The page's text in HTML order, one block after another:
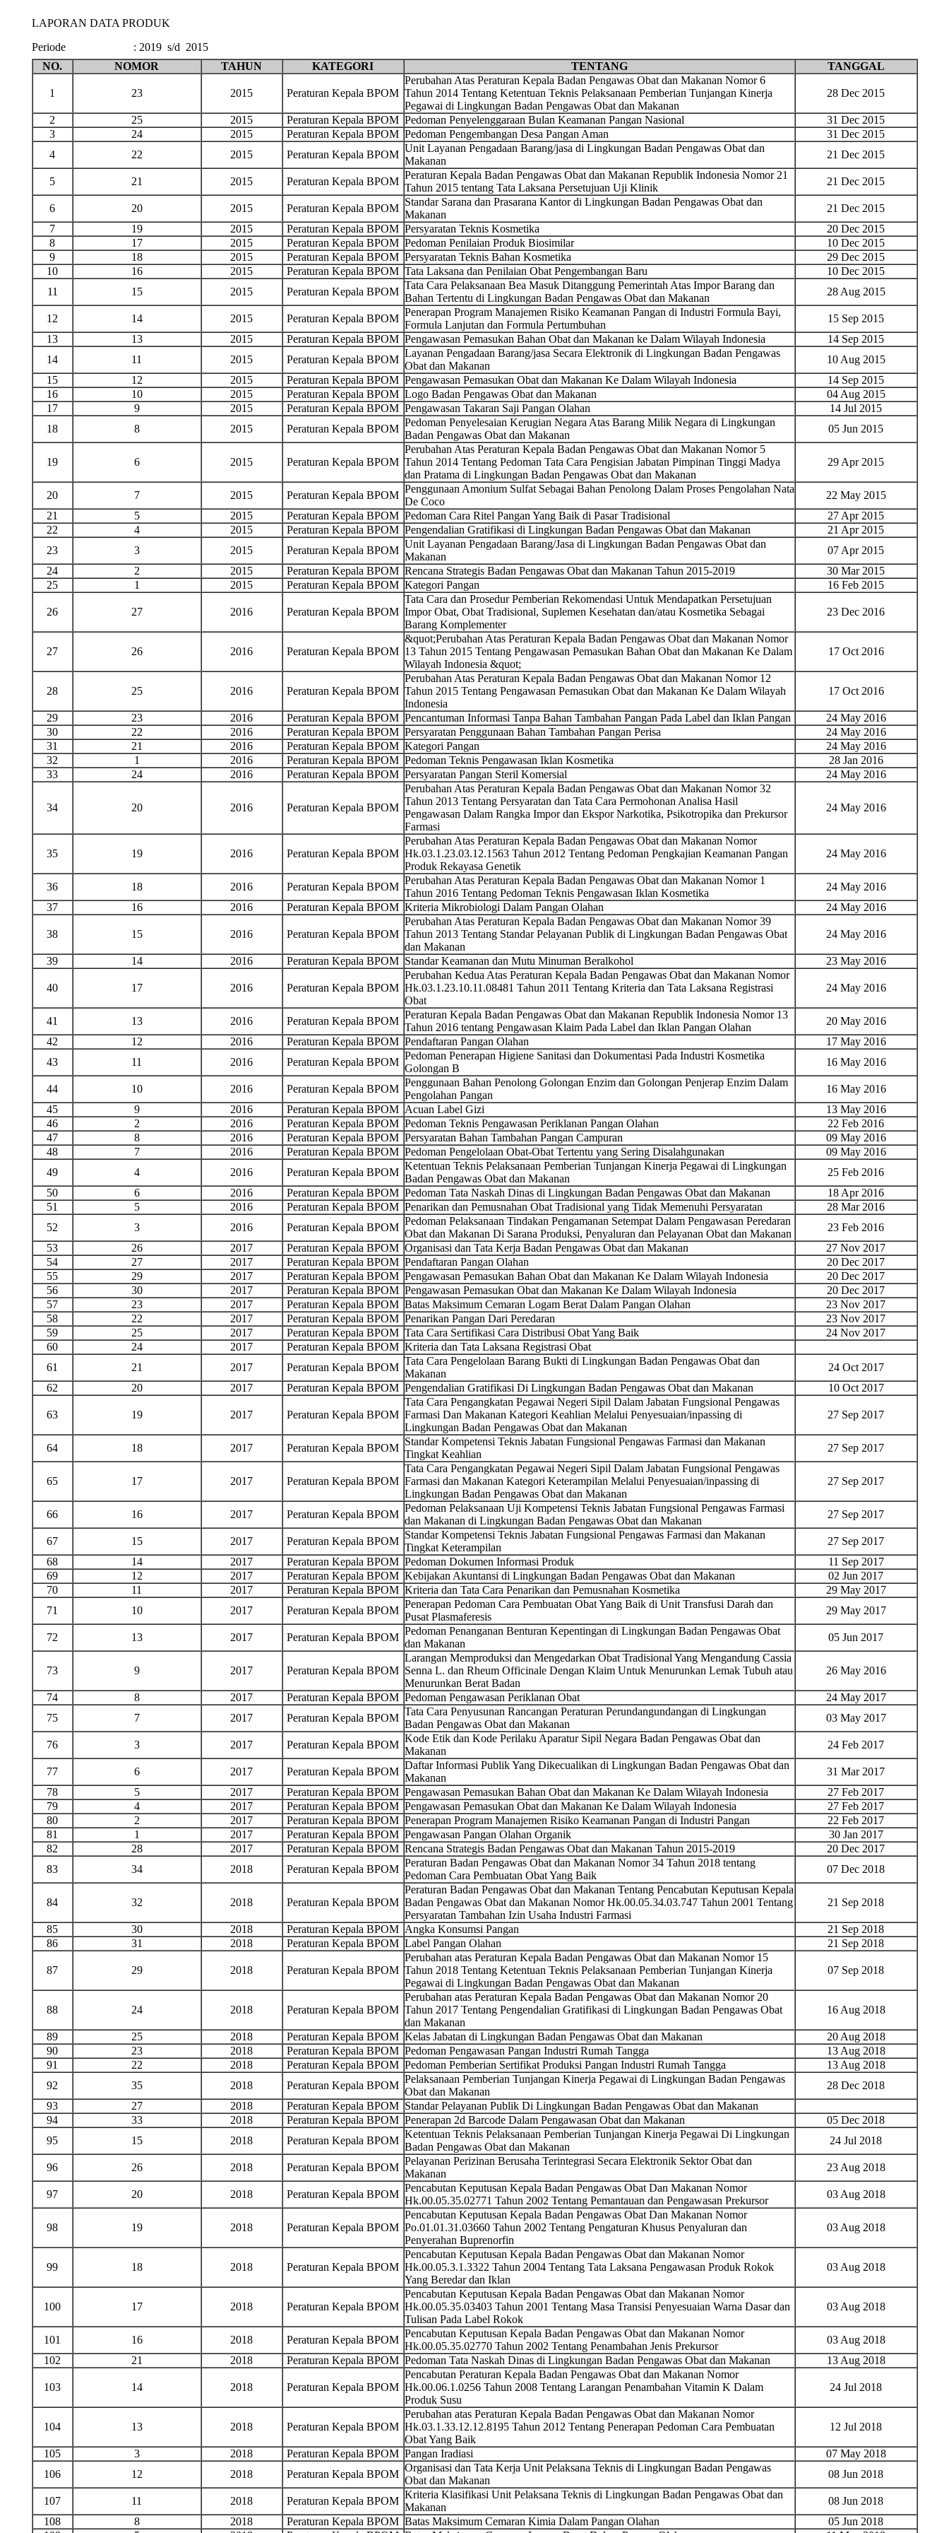
LAPORAN DATA PRODUK
Periode
: 2019 s/d 2015
NO.
NOMOR TAHUN KATEGORI TENTANG TANGGAL
1 23 2015 Peraturan Kepala BPOM
Perubahan Atas Peraturan Kepala Badan Pengawas Obat dan Makanan Nomor 6
Tahun 2014 Tentang Ketentuan Teknis Pelaksanaan Pemberian Tunjangan Kinerja
Pegawai di Lingkungan Badan Pengawas Obat dan Makanan
28 Dec 2015
2 25 2015 Peraturan Kepala BPOM Pedoman Penyelenggaraan Bulan Keamanan Pangan Nasional
31 Dec 2015
3
24 2015 Peraturan Kepala BPOM Pedoman Pengembangan Desa Pangan Aman
31 Dec 2015
4
22 2015 Peraturan Kepala BPOM
Unit Layanan Pengadaan Barang/jasa di Lingkungan Badan Pengawas Obat dan
Makanan
21 Dec 2015
5 21 2015 Peraturan Kepala BPOM
Peraturan Kepala Badan Pengawas Obat dan Makanan Republik Indonesia Nomor 21
Tahun 2015 tentang Tata Laksana Persetujuan Uji Klinik
21 Dec 2015
6 20 2015 Peraturan Kepala BPOM
Standar Sarana dan Prasarana Kantor di Lingkungan Badan Pengawas Obat dan
Makanan
21 Dec 2015
7
19 2015 Peraturan Kepala BPOM Persyaratan Teknis Kosmetika
20 Dec 2015
8
17 2015 Peraturan Kepala BPOM Pedoman Penilaian Produk Biosimilar
10 Dec 2015
9
18 2015 Peraturan Kepala BPOM Persyaratan Teknis Bahan Kosmetika
29 Dec 2015
10
16 2015 Peraturan Kepala BPOM Tata Laksana dan Penilaian Obat Pengembangan Baru
10 Dec 2015
11
15 2015 Peraturan Kepala BPOM
Tata Cara Pelaksanaan Bea Masuk Ditanggung Pemerintah Atas Impor Barang dan
Bahan Tertentu di Lingkungan Badan Pengawas Obat dan Makanan
28 Aug 2015
12 14 2015 Peraturan Kepala BPOM
Penerapan Program Manajemen Risiko Keamanan Pangan di Industri Formula Bayi,
Formula Lanjutan dan Formula Pertumbuhan
15 Sep 2015
13
13 2015 Peraturan Kepala BPOM Pengawasan Pemasukan Bahan Obat dan Makanan ke Dalam Wilayah Indonesia
14 Sep 2015
14
11 2015 Peraturan Kepala BPOM
Layanan Pengadaan Barang/jasa Secara Elektronik di Lingkungan Badan Pengawas
Obat dan Makanan
10 Aug 2015
15
12 2015 Peraturan Kepala BPOM Pengawasan Pemasukan Obat dan Makanan Ke Dalam Wilayah Indonesia
14 Sep 2015
16
10 2015 Peraturan Kepala BPOM Logo Badan Pengawas Obat dan Makanan
04 Aug 2015
17
9 2015 Peraturan Kepala BPOM Pengawasan Takaran Saji Pangan Olahan
14 Jul 2015
18
8 2015 Peraturan Kepala BPOM
Pedoman Penyelesaian Kerugian Negara Atas Barang Milik Negara di Lingkungan
Badan Pengawas Obat dan Makanan
05 Jun 2015
19 6 2015 Peraturan Kepala BPOM
Perubahan Atas Peraturan Kepala Badan Pengawas Obat dan Makanan Nomor 5
Tahun 2014 Tentang Pedoman Tata Cara Pengisian Jabatan Pimpinan Tinggi Madya
dan Pratama di Lingkungan Badan Pengawas Obat dan Makanan
29 Apr 2015
20 7 2015 Peraturan Kepala BPOM
Penggunaan Amonium Sulfat Sebagai Bahan Penolong Dalam Proses Pengolahan Nata
De Coco
22 May 2015
21
5 2015 Peraturan Kepala BPOM Pedoman Cara Ritel Pangan Yang Baik di Pasar Tradisional
27 Apr 2015
22
4 2015 Peraturan Kepala BPOM Pengendalian Gratifikasi di Lingkungan Badan Pengawas Obat dan Makanan
21 Apr 2015
23
3 2015 Peraturan Kepala BPOM
Unit Layanan Pengadaan Barang/Jasa di Lingkungan Badan Pengawas Obat dan
Makanan
07 Apr 2015
24
2 2015 Peraturan Kepala BPOM Rencana Strategis Badan Pengawas Obat dan Makanan Tahun 2015-2019
30 Mar 2015
25
1 2015 Peraturan Kepala BPOM Kategori Pangan 16 Feb 2015
26 27 2016 Peraturan Kepala BPOM
Tata Cara dan Prosedur Pemberian Rekomendasi Untuk Mendapatkan Persetujuan
Impor Obat, Obat Tradisional, Suplemen Kesehatan dan/atau Kosmetika Sebagai
Barang Komplementer
23 Dec 2016
27 26 2016 Peraturan Kepala BPOM
&quot;Perubahan Atas Peraturan Kepala Badan Pengawas Obat dan Makanan Nomor
13 Tahun 2015 Tentang Pengawasan Pemasukan Bahan Obat dan Makanan Ke Dalam
Wilayah Indonesia &quot;
17 Oct 2016
28 25 2016 Peraturan Kepala BPOM
Perubahan Atas Peraturan Kepala Badan Pengawas Obat dan Makanan Nomor 12
Tahun 2015 Tentang Pengawasan Pemasukan Obat dan Makanan Ke Dalam Wilayah
Indonesia
17 Oct 2016
29 23 2016 Peraturan Kepala BPOM Pencantuman Informasi Tanpa Bahan Tambahan Pangan Pada Label dan Iklan Pangan
24 May 2016
30
22 2016 Peraturan Kepala BPOM Persyaratan Penggunaan Bahan Tambahan Pangan Perisa
24 May 2016
31
21 2016 Peraturan Kepala BPOM Kategori Pangan
24 May 2016
32
1 2016 Peraturan Kepala BPOM Pedoman Teknis Pengawasan Iklan Kosmetika
28 Jan 2016
33
24 2016 Peraturan Kepala BPOM Persyaratan Pangan Steril Komersial 24 May 2016
34 20 2016 Peraturan Kepala BPOM
Perubahan Atas Peraturan Kepala Badan Pengawas Obat dan Makanan Nomor 32
Tahun 2013 Tentang Persyaratan dan Tata Cara Permohonan Analisa Hasil
Pengawasan Dalam Rangka Impor dan Ekspor Narkotika, Psikotropika dan Prekursor
Farmasi
24 May 2016
35 19 2016 Peraturan Kepala BPOM
Perubahan Atas Peraturan Kepala Badan Pengawas Obat dan Makanan Nomor
Hk.03.1.23.03.12.1563 Tahun 2012 Tentang Pedoman Pengkajian Keamanan Pangan
Produk Rekayasa Genetik
24 May 2016
36 18 2016 Peraturan Kepala BPOM
Perubahan Atas Peraturan Kepala Badan Pengawas Obat dan Makanan Nomor 1
Tahun 2016 Tentang Pedoman Teknis Pengawasan Iklan Kosmetika
24 May 2016
37
16 2016 Peraturan Kepala BPOM Kriteria Mikrobiologi Dalam Pangan Olahan 24 May 2016
38 15 2016 Peraturan Kepala BPOM
Perubahan Atas Peraturan Kepala Badan Pengawas Obat dan Makanan Nomor 39
Tahun 2013 Tentang Standar Pelayanan Publik di Lingkungan Badan Pengawas Obat
dan Makanan
24 May 2016
39 14 2016 Peraturan Kepala BPOM Standar Keamanan dan Mutu Minuman Beralkohol 23 May 2016
40 17 2016 Peraturan Kepala BPOM
Perubahan Kedua Atas Peraturan Kepala Badan Pengawas Obat dan Makanan Nomor
Hk.03.1.23.10.11.08481 Tahun 2011 Tentang Kriteria dan Tata Laksana Registrasi
Obat
24 May 2016
41 13 2016 Peraturan Kepala BPOM
Peraturan Kepala Badan Pengawas Obat dan Makanan Republik Indonesia Nomor 13
Tahun 2016 tentang Pengawasan Klaim Pada Label dan Iklan Pangan Olahan
20 May 2016
42
12 2016 Peraturan Kepala BPOM Pendaftaran Pangan Olahan
17 May 2016
43
11 2016 Peraturan Kepala BPOM
Pedoman Penerapan Higiene Sanitasi dan Dokumentasi Pada Industri Kosmetika
Golongan B
16 May 2016
44 10 2016 Peraturan Kepala BPOM
Penggunaan Bahan Penolong Golongan Enzim dan Golongan Penjerap Enzim Dalam
Pengolahan Pangan
16 May 2016
45
9 2016 Peraturan Kepala BPOM Acuan Label Gizi
13 May 2016
46
2 2016 Peraturan Kepala BPOM Pedoman Teknis Pengawasan Periklanan Pangan Olahan
22 Feb 2016
47
8 2016 Peraturan Kepala BPOM Persyaratan Bahan Tambahan Pangan Campuran
09 May 2016
48
7 2016 Peraturan Kepala BPOM Pedoman Pengelolaan Obat-Obat Tertentu yang Sering Disalahgunakan
09 May 2016
49
4 2016 Peraturan Kepala BPOM
Ketentuan Teknis Pelaksanaan Pemberian Tunjangan Kinerja Pegawai di Lingkungan
Badan Pengawas Obat dan Makanan
25 Feb 2016
50
6 2016 Peraturan Kepala BPOM Pedoman Tata Naskah Dinas di Lingkungan Badan Pengawas Obat dan Makanan
18 Apr 2016
51
5 2016 Peraturan Kepala BPOM Penarikan dan Pemusnahan Obat Tradisional yang Tidak Memenuhi Persyaratan
28 Mar 2016
52
3 2016 Peraturan Kepala BPOM
Pedoman Pelaksanaan Tindakan Pengamanan Setempat Dalam Pengawasan Peredaran
Obat dan Makanan Di Sarana Produksi, Penyaluran dan Pelayanan Obat dan Makanan
23 Feb 2016
53
26 2017 Peraturan Kepala BPOM Organisasi dan Tata Kerja Badan Pengawas Obat dan Makanan
27 Nov 2017
54
27 2017 Peraturan Kepala BPOM Pendaftaran Pangan Olahan
20 Dec 2017
55
29 2017 Peraturan Kepala BPOM Pengawasan Pemasukan Bahan Obat dan Makanan Ke Dalam Wilayah Indonesia
20 Dec 2017
56
30 2017 Peraturan Kepala BPOM Pengawasan Pemasukan Obat dan Makanan Ke Dalam Wilayah Indonesia
20 Dec 2017
57
23 2017 Peraturan Kepala BPOM Batas Maksimum Cemaran Logam Berat Dalam Pangan Olahan
23 Nov 2017
58
22 2017 Peraturan Kepala BPOM Penarikan Pangan Dari Peredaran
23 Nov 2017
59
25 2017 Peraturan Kepala BPOM Tata Cara Sertifikasi Cara Distribusi Obat Yang Baik
24 Nov 2017
60
24 2017 Peraturan Kepala BPOM Kriteria dan Tata Laksana Registrasi Obat
61
21 2017 Peraturan Kepala BPOM
Tata Cara Pengelolaan Barang Bukti di Lingkungan Badan Pengawas Obat dan
Makanan
24 Oct 2017
62
20 2017 Peraturan Kepala BPOM Pengendalian Gratifikasi Di Lingkungan Badan Pengawas Obat dan Makanan 10 Oct 2017
63 19 2017 Peraturan Kepala BPOM
Tata Cara Pengangkatan Pegawai Negeri Sipil Dalam Jabatan Fungsional Pengawas
Farmasi Dan Makanan Kategori Keahlian Melalui Penyesuaian/inpassing di
Lingkungan Badan Pengawas Obat dan Makanan
27 Sep 2017
64 18 2017 Peraturan Kepala BPOM
Standar Kompetensi Teknis Jabatan Fungsional Pengawas Farmasi dan Makanan
Tingkat Keahlian
27 Sep 2017
65 17 2017 Peraturan Kepala BPOM
Tata Cara Pengangkatan Pegawai Negeri Sipil Dalam Jabatan Fungsional Pengawas
Farmasi dan Makanan Kategori Keterampilan Melalui Penyesuaian/inpassing di
Lingkungan Badan Pengawas Obat dan Makanan
27 Sep 2017
66 16 2017 Peraturan Kepala BPOM
Pedoman Pelaksanaan Uji Kompetensi Teknis Jabatan Fungsional Pengawas Farmasi
dan Makanan di Lingkungan Badan Pengawas Obat dan Makanan
27 Sep 2017
67 15 2017 Peraturan Kepala BPOM
Standar Kompetensi Teknis Jabatan Fungsional Pengawas Farmasi dan Makanan
Tingkat Keterampilan
27 Sep 2017
68
14 2017 Peraturan Kepala BPOM Pedoman Dokumen Informasi Produk
11 Sep 2017
69
12 2017 Peraturan Kepala BPOM Kebijakan Akuntansi di Lingkungan Badan Pengawas Obat dan Makanan
02 Jun 2017
70
11 2017 Peraturan Kepala BPOM Kriteria dan Tata Cara Penarikan dan Pemusnahan Kosmetika
29 May 2017
71
10 2017 Peraturan Kepala BPOM
Penerapan Pedoman Cara Pembuatan Obat Yang Baik di Unit Transfusi Darah dan
Pusat Plasmaferesis
29 May 2017
72 13 2017 Peraturan Kepala BPOM
Pedoman Penanganan Benturan Kepentingan di Lingkungan Badan Pengawas Obat
dan Makanan
05 Jun 2017
73 9 2017 Peraturan Kepala BPOM
Larangan Memproduksi dan Mengedarkan Obat Tradisional Yang Mengandung Cassia
Senna L. dan Rheum Officinale Dengan Klaim Untuk Menurunkan Lemak Tubuh atau
Menurunkan Berat Badan
26 May 2016
74 8 2017 Peraturan Kepala BPOM Pedoman Pengawasan Periklanan Obat
24 May 2017
75
7 2017 Peraturan Kepala BPOM
Tata Cara Penyusunan Rancangan Peraturan Perundangundangan di Lingkungan
Badan Pengawas Obat dan Makanan
03 May 2017
76 3 2017 Peraturan Kepala BPOM
Kode Etik dan Kode Perilaku Aparatur Sipil Negara Badan Pengawas Obat dan
Makanan
24 Feb 2017
77 6 2017 Peraturan Kepala BPOM
Daftar Informasi Publik Yang Dikecualikan di Lingkungan Badan Pengawas Obat dan
Makanan
31 Mar 2017
78
5 2017 Peraturan Kepala BPOM Pengawasan Pemasukan Bahan Obat dan Makanan Ke Dalam Wilayah Indonesia
27 Feb 2017
79
4 2017 Peraturan Kepala BPOM Pengawasan Pemasukan Obat dan Makanan Ke Dalam Wilayah Indonesia
27 Feb 2017
80
2 2017 Peraturan Kepala BPOM Penerapan Program Manajemen Risiko Keamanan Pangan di Industri Pangan
22 Feb 2017
81
1 2017 Peraturan Kepala BPOM Pengawasan Pangan Olahan Organik
30 Jan 2017
82
28 2017 Peraturan Kepala BPOM Rencana Strategis Badan Pengawas Obat dan Makanan Tahun 2015-2019
20 Dec 2017
83
34 2018 Peraturan Kepala BPOM
Peraturan Badan Pengawas Obat dan Makanan Nomor 34 Tahun 2018 tentang
Pedoman Cara Pembuatan Obat Yang Baik
07 Dec 2018
84 32 2018 Peraturan Kepala BPOM
Peraturan Badan Pengawas Obat dan Makanan Tentang Pencabutan Keputusan Kepala
Badan Pengawas Obat dan Makanan Nomor Hk.00.05.34.03.747 Tahun 2001 Tentang
Persyaratan Tambahan Izin Usaha Industri Farmasi
21 Sep 2018
85 30 2018 Peraturan Kepala BPOM Angka Konsumsi Pangan
21 Sep 2018
86
31 2018 Peraturan Kepala BPOM Label Pangan Olahan 21 Sep 2018
87 29 2018 Peraturan Kepala BPOM
Perubahan atas Peraturan Kepala Badan Pengawas Obat dan Makanan Nomor 15
Tahun 2018 Tentang Ketentuan Teknis Pelaksanaan Pemberian Tunjangan Kinerja
Pegawai di Lingkungan Badan Pengawas Obat dan Makanan
07 Sep 2018
88 24 2018 Peraturan Kepala BPOM
Perubahan atas Peraturan Kepala Badan Pengawas Obat dan Makanan Nomor 20
Tahun 2017 Tentang Pengendalian Gratifikasi di Lingkungan Badan Pengawas Obat
dan Makanan
16 Aug 2018
89 25 2018 Peraturan Kepala BPOM Kelas Jabatan di Lingkungan Badan Pengawas Obat dan Makanan
20 Aug 2018
90
23 2018 Peraturan Kepala BPOM Pedoman Pengawasan Pangan Industri Rumah Tangga
13 Aug 2018
91
22 2018 Peraturan Kepala BPOM Pedoman Pemberian Sertifikat Produksi Pangan Industri Rumah Tangga
13 Aug 2018
92
35 2018 Peraturan Kepala BPOM
Pelaksanaan Pemberian Tunjangan Kinerja Pegawai di Lingkungan Badan Pengawas
Obat dan Makanan
28 Dec 2018
93
27 2018 Peraturan Kepala BPOM Standar Pelayanan Publik Di Lingkungan Badan Pengawas Obat dan Makanan
94
33 2018 Peraturan Kepala BPOM Penerapan 2d Barcode Dalam Pengawasan Obat dan Makanan
05 Dec 2018
95
15 2018 Peraturan Kepala BPOM
Ketentuan Teknis Pelaksanaan Pemberian Tunjangan Kinerja Pegawai Di Lingkungan
Badan Pengawas Obat dan Makanan
24 Jul 2018
96 26 2018 Peraturan Kepala BPOM
Pelayanan Perizinan Berusaha Terintegrasi Secara Elektronik Sektor Obat dan
Makanan
23 Aug 2018
97 20 2018 Peraturan Kepala BPOM
Pencabutan Keputusan Kepala Badan Pengawas Obat Dan Makanan Nomor
Hk.00.05.35.02771 Tahun 2002 Tentang Pemantauan dan Pengawasan Prekursor
03 Aug 2018
98 19 2018 Peraturan Kepala BPOM
Pencabutan Keputusan Kepala Badan Pengawas Obat Dan Makanan Nomor
Po.01.01.31.03660 Tahun 2002 Tentang Pengaturan Khusus Penyaluran dan
Penyerahan Buprenorfin
03 Aug 2018
99 18 2018 Peraturan Kepala BPOM
Pencabutan Keputusan Kepala Badan Pengawas Obat dan Makanan Nomor
Hk.00.05.3.1.3322 Tahun 2004 Tentang Tata Laksana Pengawasan Produk Rokok
Yang Beredar dan Iklan
03 Aug 2018
100 17 2018 Peraturan Kepala BPOM
Pencabutan Keputusan Kepala Badan Pengawas Obat dan Makanan Nomor
Hk.00.05.35.03403 Tahun 2001 Tentang Masa Transisi Penyesuaian Warna Dasar dan
Tulisan Pada Label Rokok
03 Aug 2018
101 16 2018 Peraturan Kepala BPOM
Pencabutan Keputusan Kepala Badan Pengawas Obat dan Makanan Nomor
Hk.00.05.35.02770 Tahun 2002 Tentang Penambahan Jenis Prekursor
03 Aug 2018
102
21 2018 Peraturan Kepala BPOM Pedoman Tata Naskah Dinas di Lingkungan Badan Pengawas Obat dan Makanan 13 Aug 2018
103 14 2018 Peraturan Kepala BPOM
Pencabutan Peraturan Kepala Badan Pengawas Obat dan Makanan Nomor
Hk.00.06.1.0256 Tahun 2008 Tentang Larangan Penambahan Vitamin K Dalam
Produk Susu
24 Jul 2018
104 13 2018 Peraturan Kepala BPOM
Perubahan atas Peraturan Kepala Badan Pengawas Obat dan Makanan Nomor
Hk.03.1.33.12.12.8195 Tahun 2012 Tentang Penerapan Pedoman Cara Pembuatan
Obat Yang Baik
12 Jul 2018
105 3 2018 Peraturan Kepala BPOM Pangan Iradiasi
07 May 2018
106
12 2018 Peraturan Kepala BPOM
Organisasi dan Tata Kerja Unit Pelaksana Teknis di Lingkungan Badan Pengawas
Obat dan Makanan
08 Jun 2018
107 11 2018 Peraturan Kepala BPOM
Kriteria Klasifikasi Unit Pelaksana Teknis di Lingkungan Badan Pengawas Obat dan
Makanan
08 Jun 2018
108
8 2018 Peraturan Kepala BPOM Batas Maksimum Cemaran Kimia Dalam Pangan Olahan
05 Jun 2018